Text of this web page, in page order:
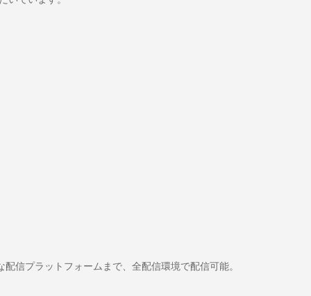
信プラットフォームまで、全配信環境で配信可能。